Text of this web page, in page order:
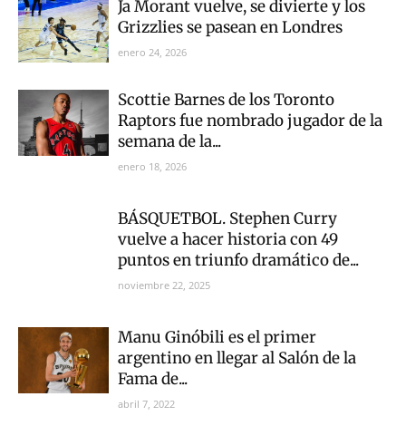
Ja Morant vuelve, se divierte y los
Grizzlies se pasean en Londres
enero 24, 2026
Scottie Barnes de los Toronto
Raptors fue nombrado jugador de la
semana de la...
enero 18, 2026
BÁSQUETBOL. Stephen Curry
vuelve a hacer historia con 49
puntos en triunfo dramático de...
noviembre 22, 2025
Manu Ginóbili es el primer
argentino en llegar al Salón de la
Fama de...
abril 7, 2022